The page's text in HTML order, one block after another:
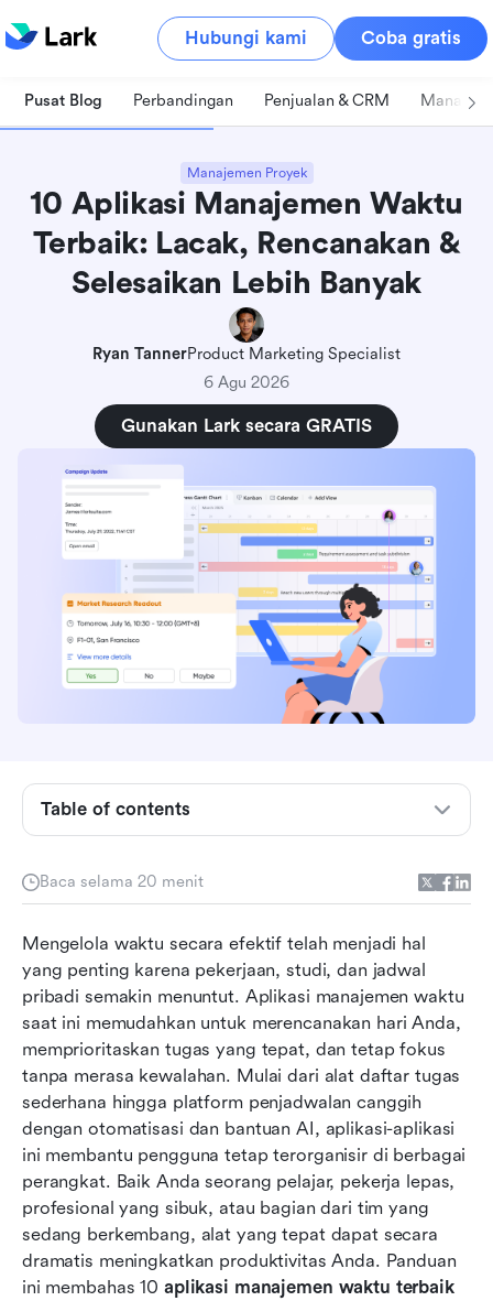
Hubungi kami Coba gratis
Pusat Blog Perbandingan Penjualan & CRM
Manajemen Proyek
10 Aplikasi Manajemen Waktu
Terbaik: Lacak, Rencanakan &
Selesaikan Lebih Banyak
Ryan TannerProduct Marketing Specialist
6 Agu 2026
Gunakan Lark secara GRATIS
Baca selama 20 menit
Mengelola waktu secara efektif telah menjadi hal
yang penting karena pekerjaan, studi, dan jadwal
pribadi semakin menuntut. Aplikasi manajemen waktu
saat ini memudahkan untuk merencanakan hari Anda,
memprioritaskan tugas yang tepat, dan tetap fokus
tanpa merasa kewalahan. Mulai dari alat daftar tugas
sederhana hingga platform penjadwalan canggih
dengan otomatisasi dan bantuan AI, aplikasi-aplikasi
ini membantu pengguna tetap terorganisir di berbagai
perangkat. Baik Anda seorang pelajar, pekerja lepas,
profesional yang sibuk, atau bagian dari tim yang
sedang berkembang, alat yang tepat dapat secara
dramatis meningkatkan produktivitas Anda. Panduan
ini membahas 10 aplikasi manajemen waktu terbaik
Table of contents
Apa itu aplikasi manajemen waktu?
manajemen waktu
manajemen waktu terbaik saat ini
Daftar lengkap: 10 aplikasi manajemen waktu
teratas yang perlu Anda ketahui
Pertimbangan privasi dan keamanan data dalam
aplikasi manajemen waktu
Tren masa depan: Bagaimana AI mengubah
aplikasi manajemen waktu
Kesimpulan
FAQ
Bacaan terkait